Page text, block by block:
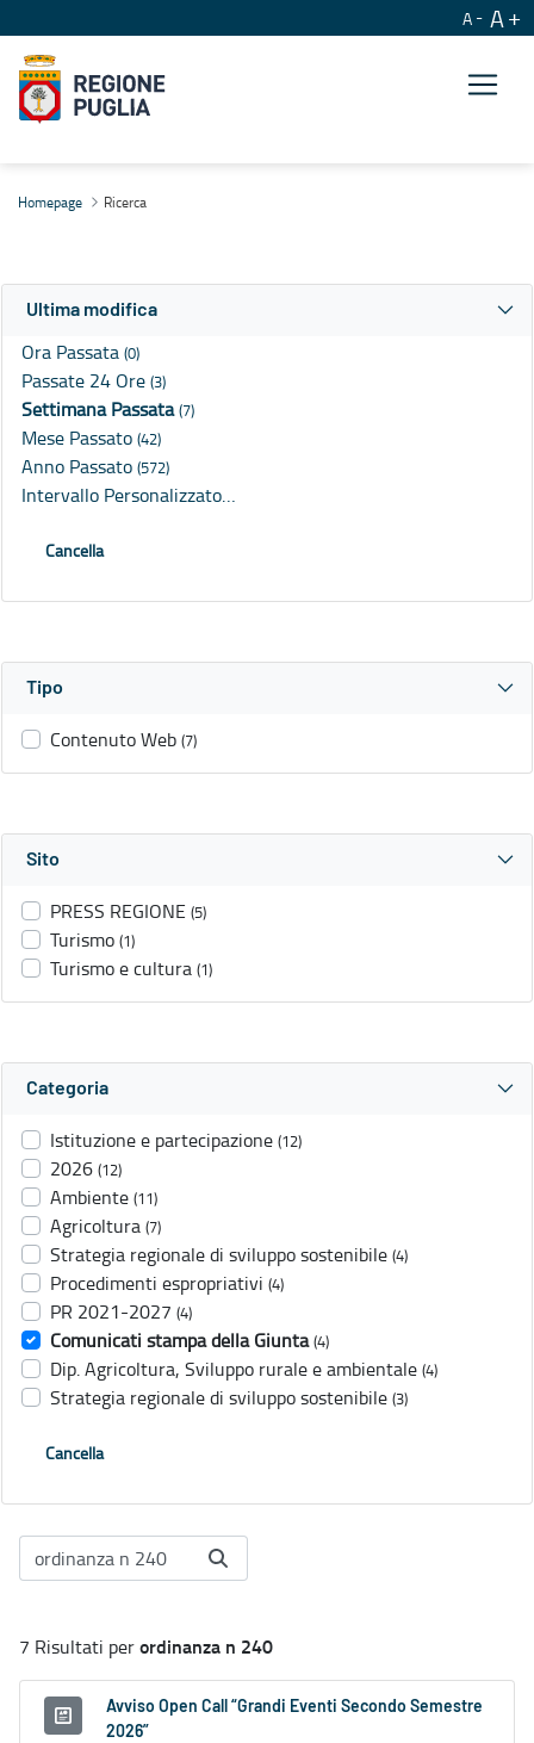
A A
Homepage Ricerca
Ultima modifica
Ora Passata (0)
Passate 24 Ore (3)
Settimana Passata(7)
Mese Passato (42)
Anno Passato (572)
Intervallo Personalizzato…
Cancella
Tipo
Contenuto Web (7)
Sito
PRESS REGIONE (5)
Turismo (1)
Turismo e cultura (1)
Categoria
Istituzione e partecipazione (12)
2026 (12)
Ambiente (11)
Agricoltura (7)
Strategia regionale di sviluppo sostenibile (4)
Procedimenti espropriativi (4)
PR 2021-2027 (4)
Comunicati stampa della Giunta (4)
Dip. Agricoltura, Sviluppo rurale e ambientale (4)
Strategia regionale di sviluppo sostenibile (3)
Cancella
7 Risultati perordinanza n 240
Avviso Open Call “Grandi Eventi Secondo Semestre
2026”